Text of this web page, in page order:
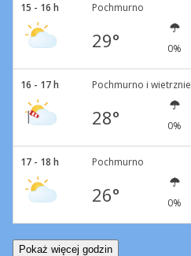
15 - 16 h Pochmurno
29° 0%
16 - 17 h Pochmurno i wietrznie
28° 0%
17 - 18 h Pochmurno
26° 0%
Pokaż więcej godzin